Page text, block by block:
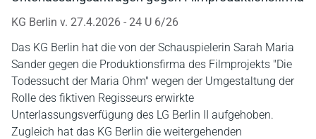
KG Berlin v. 27.4.2026 - 24 U 6/26
Das KG Berlin hat die von der Schauspielerin Sarah Maria
Sander gegen die Produktionsfirma des Filmprojekts "Die
Todessucht der Maria Ohm" wegen der Umgestaltung der
Rolle des fiktiven Regisseurs erwirkte
Unterlassungsverfügung des LG Berlin II aufgehoben.
Zugleich hat das KG Berlin die weitergehenden